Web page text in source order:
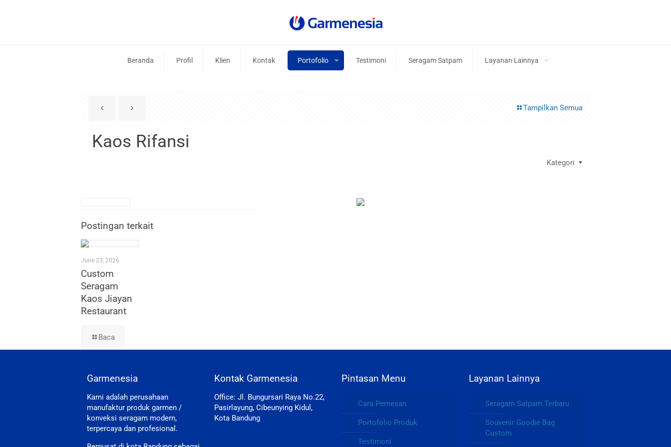
Beranda Profil Klien Kontak Portofolio Testimoni Seragam Satpam Layanan Lainnya
Tampilkan Semua
Kaos Rifansi
Kategori
Postingan terkait
June 23, 2026
Custom
Seragam
Kaos Jiayan
Restaurant
Baca
Garmenesia
Kami adalah perusahaan
manufaktur produk garmen /
konveksi seragam modern,
terpercaya dan profesional.
Kontak Garmenesia
Office: Jl. Bungursari Raya No.22,
Pasirlayung, Cibeunying Kidul,
Kota Bandung
Pintasan Menu
Cara Pemesan
Portofolio Produk
Testimoni
Layanan Lainnya
Seragam Satpam Terbaru
Souvenir Goodie Bag
Custom